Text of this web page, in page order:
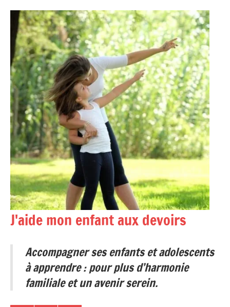
contenu
J'aide mon enfant aux devoirs
Accompagner
enfants
adolescents
Accompagner ses enfants et adolescents
à apprendre : pour plus d’harmonie
familiale et un avenir serein.